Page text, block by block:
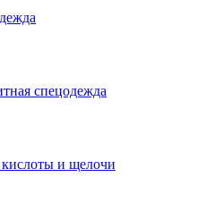
спецодежда
и щелочи